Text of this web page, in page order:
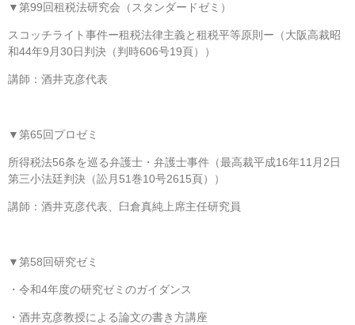
▼第99回租税法研究会（スタンダードゼミ）
スコッチライト事件ー租税法律主義と租税平等原則ー（大阪高裁昭
和44年9月30日判決（判時606号19頁））
講師：酒井克彦代表
▼第65回プロゼミ
所得税法56条を巡る弁護士・弁護士事件（最高裁平成16年11月2日
第三小法廷判決（訟月51巻10号2615頁））
講師：酒井克彦代表、臼倉真純上席主任研究員
▼第58回研究ゼミ
・令和4年度の研究ゼミのガイダンス
・酒井克彦教授による論文の書き方講座